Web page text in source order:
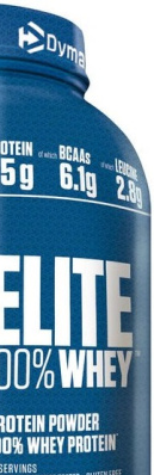
АКСЕССУАРЫ
ДОБАВКИ ДЛЯ